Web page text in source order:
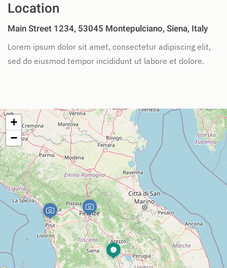
Location
Main Street 1234, 53045 Montepulciano, Siena, Italy
Lorem ipsum dolor sit amet, consectetur adipiscing elit,
sed do eiusmod tempor incididunt ut labore et dolore.
+
−